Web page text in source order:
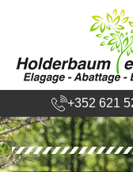
+352 621